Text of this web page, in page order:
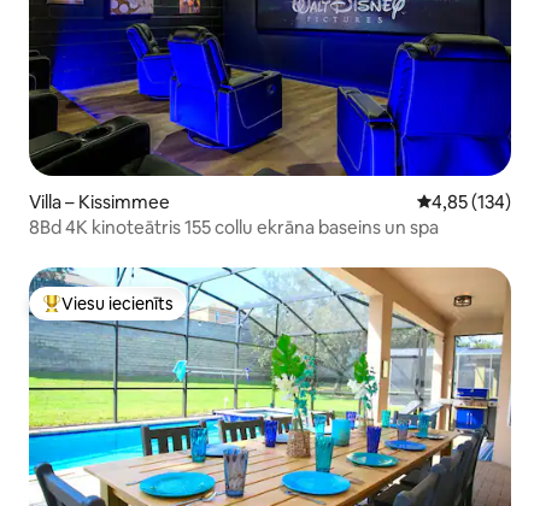
Villa – Kissimmee Vidējais
4,85 (134)
8Bd 4K kinoteātris 155 collu ekrāna baseins un spa
Populārs viesu iecienīts mājoklis
Viesu iecienīts